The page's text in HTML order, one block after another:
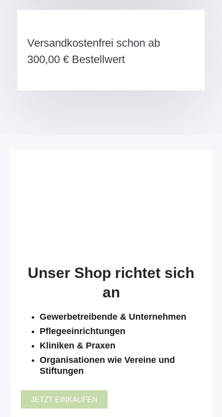
Versandkostenfrei schon ab
300,00 € Bestellwert
Unser Shop richtet sich
an
Gewerbetreibende & Unternehmen
Pflegeeinrichtungen
Kliniken & Praxen
Organisationen wie Vereine und
Stiftungen
JETZT EINKAUFEN